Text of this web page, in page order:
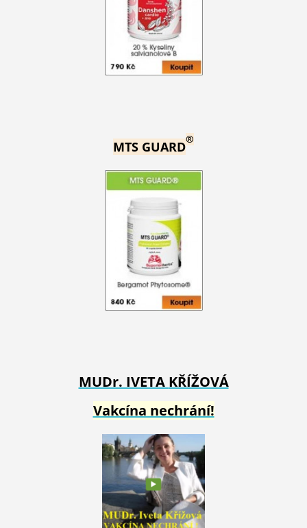
MTS GUARD®
MUDr. IVETA KŘÍŽOVÁ
Vakcína nechrání!